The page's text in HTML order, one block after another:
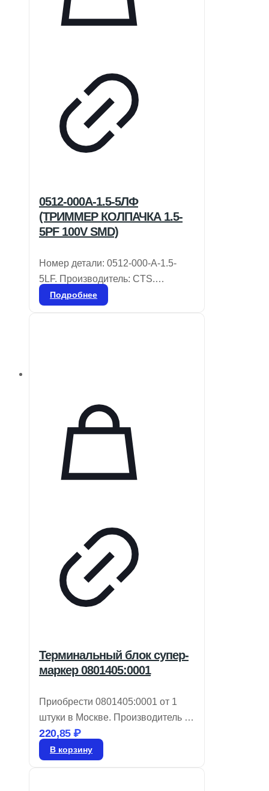
0512-000А-1.5-5ЛФ
(ТРИММЕР КОЛПАЧКА 1.5-
5PF 100V SMD)
Номер детали: 0512-000-A-1.5-
5LF. Производитель: CTS.
Описание: SMD тример на 1.5-5
0,176″ D x 0,130″ Ш (4,47 мм x 3,30
мм). Серия: 512.
Подробнее
Терминальный блок супер-
маркер 0801405:0001
Приобрести 0801405:0001 от 1
штуки в Москве. Производитель —
PHOENIX CONTACT.
На складе доступно 25888 шт.
220,85₽
В корзину